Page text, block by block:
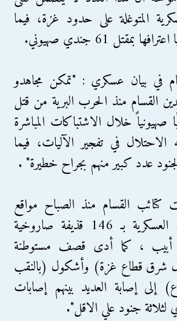
المتوغلة على حدود غزة، فيما
61 جندي صهيوني.
في بيان عسكري : "تمكن مجاهدو
القسام منذ الحرب البرية من قتل
صهيونياً خلال الاشتباكات المباشرة
الاحتلال في تفجير الآليات، فيما
عدد كبير منهم بجراح خطيرة" .
القسام منذ الصباح مواقع
وتجمعات الاحتلال العسكرية بـ 146 قذيفة صاروخية
أبيب ، كما أدى قصف مستوطنة
قطاع غزة) وأشكول (بالنقب
إلى إصابة العديد بينهم إصابات
جنود علي الاقل".